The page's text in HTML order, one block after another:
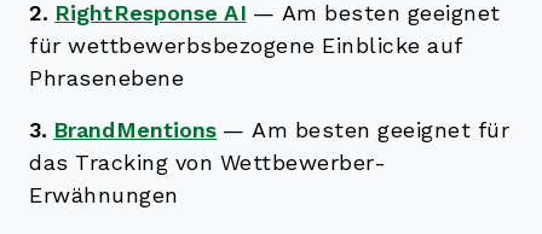
2. RightResponse AI — Am besten geeignet
für wettbewerbsbezogene Einblicke auf
Phrasenebene
3. BrandMentions —Am besten geeignet für
das Tracking von Wettbewerber-
Erwähnungen